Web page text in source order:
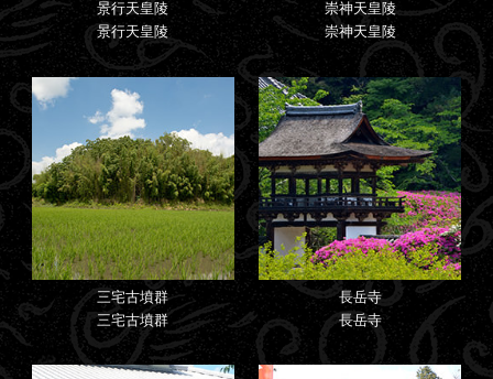
景行天皇陵
景行天皇陵
崇神天皇陵
崇神天皇陵
三宅古墳群
三宅古墳群
長岳寺
長岳寺